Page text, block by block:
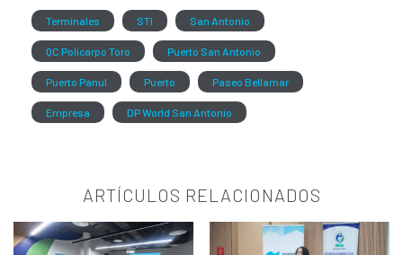
Terminales STI San Antonio
QC Policarpo Toro Puerto San Antonio
Puerto Panul Puerto Paseo Bellamar
Empresa DP World San Antonio
ARTÍCULOS RELACIONADOS